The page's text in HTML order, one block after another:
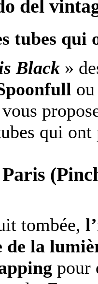
del
tubes qui
Black »
qui
tombée,
de la
pour